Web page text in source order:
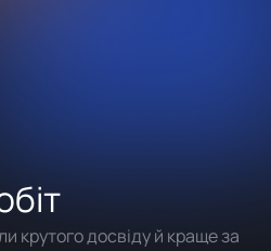
крутого досвіду й краще за